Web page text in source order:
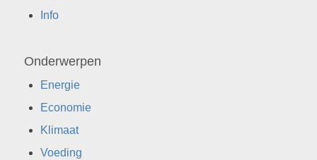
Info
Onderwerpen
Energie
Economie
Klimaat
Voeding